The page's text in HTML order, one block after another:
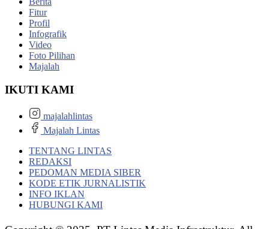
Fitur
Profil
Infografik
Video
Foto Pilihan
Majalah
IKUTI KAMI
majalahlintas
Majalah Lintas
TENTANG LINTAS
REDAKSI
PEDOMAN MEDIA SIBER
KODE ETIK JURNALISTIK
INFO IKLAN
HUBUNGI KAMI